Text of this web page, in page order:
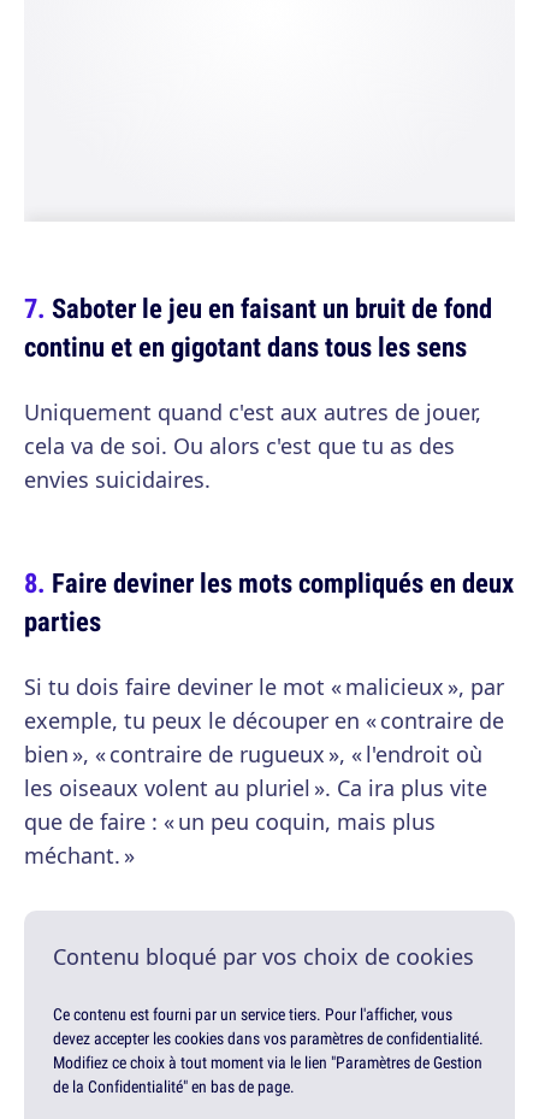
Saboter le jeu en faisant un bruit de fond
continu et en gigotant dans tous les sens
Uniquement quand c'est aux autres de jouer,
cela va de soi. Ou alors c'est que tu as des
envies suicidaires.
Faire deviner les mots compliqués en deux
parties
Si tu dois faire deviner le mot « malicieux », par
exemple, tu peux le découper en « contraire de
bien », « contraire de rugueux », « l'endroit où
les oiseaux volent au pluriel ». Ca ira plus vite
que de faire : « un peu coquin, mais plus
méchant. »
Contenu bloqué par vos choix de cookies
Ce contenu est fourni par un service tiers. Pour l'afficher, vous
devez accepter les cookies dans vos paramètres de confidentialité.
Modifiez ce choix à tout moment via le lien "Paramètres de Gestion
de la Confidentialité" en bas de page.